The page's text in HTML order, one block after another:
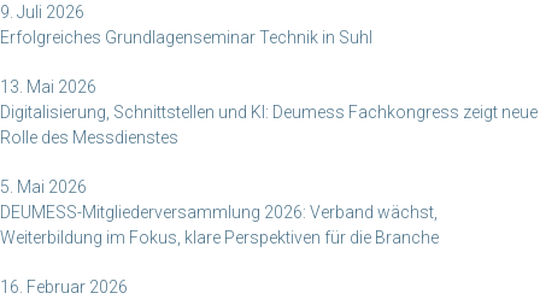
9. Juli 2026
Erfolgreiches Grundlagenseminar Technik in Suhl
13. Mai 2026
Digitalisierung, Schnittstellen und KI: Deumess Fachkongress zeigt neue
Rolle des Messdienstes
5. Mai 2026
DEUMESS-Mitgliederversammlung 2026: Verband wächst,
Weiterbildung im Fokus, klare Perspektiven für die Branche
16. Februar 2026